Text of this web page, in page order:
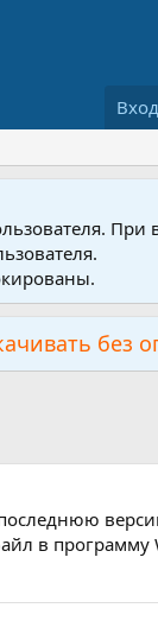
Вход
без
последнюю
в программу